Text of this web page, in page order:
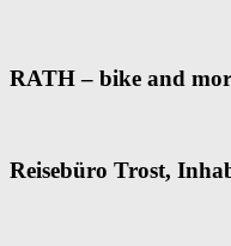
RATH – bike and
Reisebüro Trost,